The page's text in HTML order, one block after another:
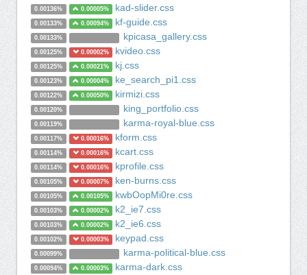
0.00136% 0.00005% kad-slider.css
0.00133% 0.00094% kf-guide.css
0.00133% kpicasa_gallery.css
0.00125% 0.00002% kvideo.css
0.00125% 0.00021% kj.css
0.00123% 0.00004% ke_search_pi1.css
0.00122% 0.00050% kirmizi.css
0.00120% king_portfolio.css
0.00119% karma-royal-blue.css
0.00117% 0.00016% kform.css
0.00114% 0.00016% kcart.css
0.00114% 0.00016% kprofile.css
0.00105% 0.00007% ken-burns.css
0.00105% 0.00105% kwbOopMi0re.css
0.00103% 0.00002% k2_ie7.css
0.00103% 0.00002% k2_ie6.css
0.00102% 0.00003% keypad.css
0.00099% karma-political-blue.css
0.00094% 0.00003% karma-dark.css